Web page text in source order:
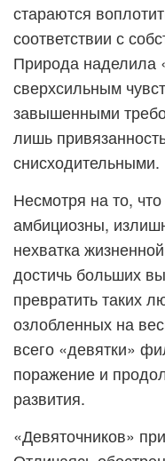
стараются
соответствии с
Природа наделила
сверхсильным
завышенными
лишь
снисходительными.
Несмотря на то,
амбициозны,
нехватка
достичь больших
превратить таких
озлобленных на
всего «девятки»
поражение и
развития.
«Девяточников»